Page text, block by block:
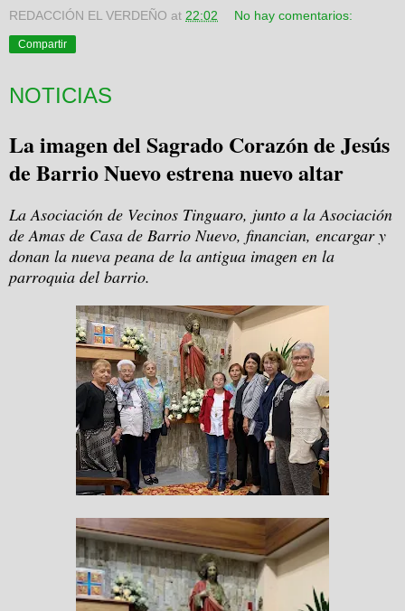
REDACCIÓN EL VERDEÑO at 22:02 No hay comentarios:
Compartir
NOTICIAS
La imagen del Sagrado Corazón de Jesús
de Barrio Nuevo estrena nuevo altar
La Asociación de Vecinos Tinguaro, junto a la Asociación
de Amas de Casa de Barrio Nuevo, financian, encargar y
donan la nueva peana de la antigua imagen en la
parroquia del barrio.